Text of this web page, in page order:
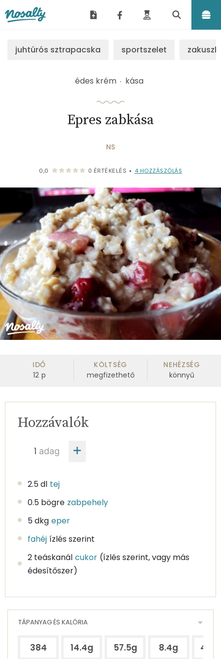
juhtúrós sztrapacska sportszelet
édes krém kása
Epres zabkása
NS
0,0 0 ÉRTÉKELÉS • 4 HOZZÁSZÓLÁS
IDŐ
12 p
KÖLTSÉG
megfizethető
NEHÉZSÉG
könnyű
adag
Hozzávalók
2.5 dl tej
0.5 bögre zabpehely
5 dkg eper
fahéj ízlés szerint
2 teáskanál cukor (ízlés szerint, vagy más
édesítőszer)
TÁPANYAG ÉS KALÓRIA
384 14.4g 57.5g 8.4g